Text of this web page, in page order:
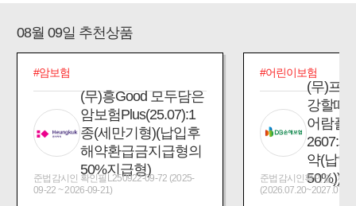
08월 09일 추천상품
#암보험
(무)흥Good 모두담은
암보험Plus(25.07):1
종(세만기형)(납입후
해약환급금지급형의
50%지급형)
준법감시인 확인필L250922-09-72 (2025-
09-22 ~ 2026-09-21)
#어린이보험
(무)프
강할때
어람플
2607:
약(납입
50%))
준법감시인확인필_제